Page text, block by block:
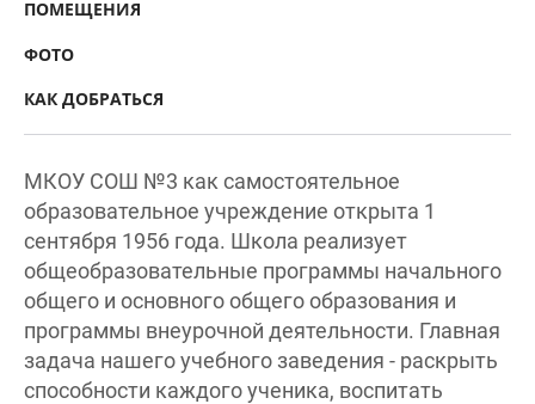
образовательное учреждение открыта 1
сентября 1956 года. Школа реализует
общеобразовательные программы начального
общего и основного общего образования и
программы внеурочной деятельности. Главная
задача нашего учебного заведения - раскрыть
способности каждого ученика, воспитать
порядочного и патриотичного человека,